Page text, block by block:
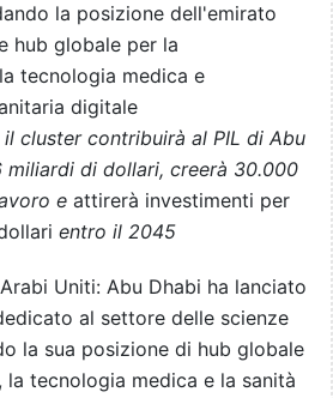
la posizione dell'emirato
hub globale per la
tecnologia medica e
digitale
cluster contribuirà al PIL di Abu
miliardi di dollari, creerà 30.000
e attirerà investimenti per
entro il 2045
Uniti: Abu Dhabi ha lanciato
al settore delle scienze
la sua posizione di hub globale
tecnologia medica e la sanità